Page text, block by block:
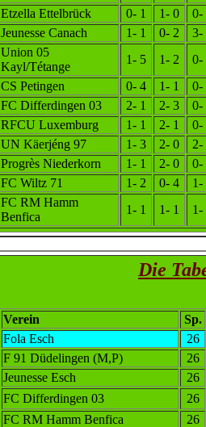
Etzella Ettelbrück
0- 1 1- 0 0-
Jeunesse Canach
1- 1 0- 2 3-
Union 05
Kayl/Tétange
1- 5 1- 2 0-
CS Petingen
0- 4 1- 1 0-
FC Differdingen 03
2- 1 2- 3 0-
RFCU Luxemburg
1- 1 2- 1 0-
UN Käerjéng 97
1- 3 2- 0 2-
Progrès Niederkorn
1- 1 2- 0 0-
FC Wiltz 71
1- 2 0- 4 1-
FC RM Hamm
Benfica
1- 1 1- 1 1-
Die
Verein
Sp.
Fola Esch 26
F 91 Düdelingen (M,P) 26
Jeunesse Esch 26
FC Differdingen 03 26
FC RM Hamm Benfica 26